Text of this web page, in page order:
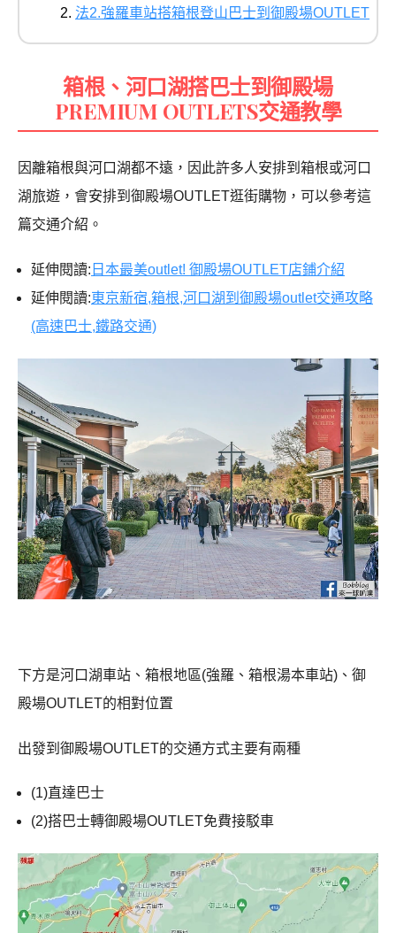
法2.強羅車站搭箱根登山巴士到御殿場OUTLET
箱根、河口湖搭巴士到御殿場
PREMIUM OUTLETS交通教學
因離箱根與河口湖都不遠，因此許多人安排到箱根或河口
湖旅遊，會安排到御殿場OUTLET逛街購物，可以參考這
篇交通介紹。
延伸閱讀: 日本最美outlet! 御殿場OUTLET店鋪介紹
延伸閱讀:東京新宿,箱根,河口湖到御殿場outlet交通攻略
(高速巴士,鐵路交通)
下方是河口湖車站、箱根地區(強羅、箱根湯本車站)、御
殿場OUTLET的相對位置
出發到御殿場OUTLET的交通方式主要有兩種
(1)直達巴士
(2)搭巴士轉御殿場OUTLET免費接駁車